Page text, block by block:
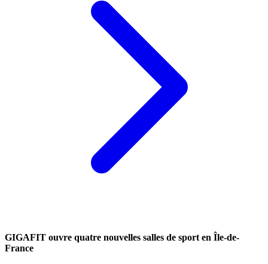
GIGAFIT ouvre quatre nouvelles salles de sport en Île-de-
France